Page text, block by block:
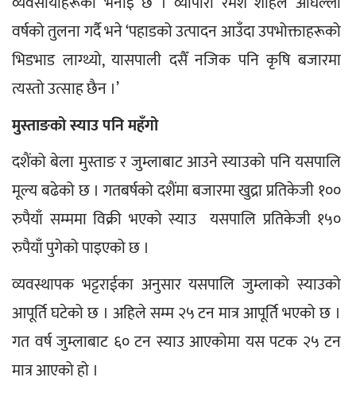
वर्षको तुलना गर्दै भने ‘पहाडको उत्पादन आउँदा उपभोक्ताहरूको
भिडभाड लाग्थ्यो, यासपाली दसैँ नजिक पनि कृषि बजारमा
त्यस्तो उत्साह छैन ।’
मुस्ताङको स्याउ पनि महँगो
दशैंको बेला मुस्ताङ र जुम्लाबाट आउने स्याउको पनि यसपालि
मूल्य बढेको छ । गतबर्षको दशैंमा बजारमा खुद्रा प्रतिकेजी १००
रुपैयाँ सम्ममा विक्री भएको स्याउ  यसपालि प्रतिकेजी १५०
रुपैयाँ पुगेको पाइएको छ ।
व्यवस्थापक भट्टराईका अनुसार यसपालि जुम्लाको स्याउको
आपूर्ति घटेको छ । अहिले सम्म २५ टन मात्र आपूर्ति भएको छ ।
गत वर्ष जुम्लाबाट ६० टन स्याउ आएकोमा यस पटक २५ टन
मात्र आएको हो ।